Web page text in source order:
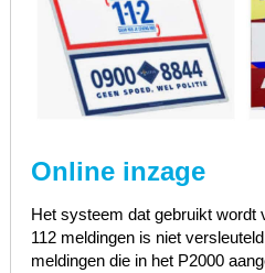
Online inzage
Het systeem dat gebruikt wordt
112 meldingen is niet
meldingen die in het P2000